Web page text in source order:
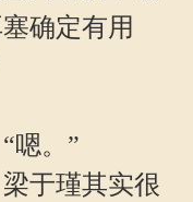
确定有用
嗯。”
于瑾其实很